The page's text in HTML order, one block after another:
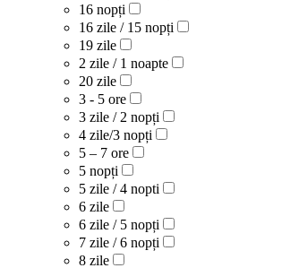
16 nopți
16 zile / 15 nopți
19 zile
2 zile / 1 noapte
20 zile
3 - 5 ore
3 zile / 2 nopți
4 zile/3 nopți
5 – 7 ore
5 nopți
5 zile / 4 nopti
6 zile
6 zile / 5 nopți
7 zile / 6 nopți
8 zile